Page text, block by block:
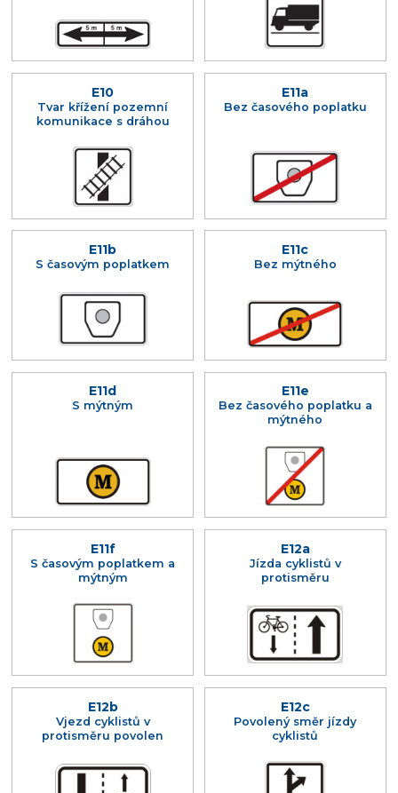
E10
Tvar křížení pozemní
komunikace s dráhou
E11a
Bez časového poplatku
E11b
S časovým poplatkem
E11c
Bez mýtného
E11d
S mýtným
E11e
Bez časového poplatku a
mýtného
E11f
S časovým poplatkem a
mýtným
E12a
Jízda cyklistů v
protisměru
E12b
Vjezd cyklistů v
protisměru povolen
E12c
Povolený směr jízdy
cyklistů